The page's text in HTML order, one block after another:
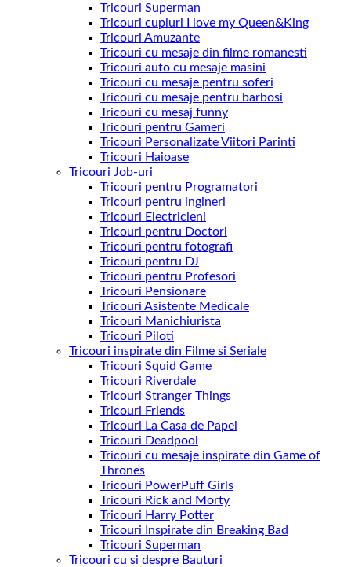
Tricouri Superman
Tricouri cupluri I love my Queen&King
Tricouri Amuzante
Tricouri cu mesaje din filme romanesti
Tricouri auto cu mesaje masini
Tricouri cu mesaje pentru soferi
Tricouri cu mesaje pentru barbosi
Tricouri cu mesaj funny
Tricouri pentru Gameri
Tricouri Personalizate Viitori Parinti
Tricouri Haioase
Tricouri Job-uri
Tricouri pentru Programatori
Tricouri pentru ingineri
Tricouri Electricieni
Tricouri pentru Doctori
Tricouri pentru fotografi
Tricouri pentru DJ
Tricouri pentru Profesori
Tricouri Pensionare
Tricouri Asistente Medicale
Tricouri Manichiurista
Tricouri Piloti
Tricouri inspirate din Filme si Seriale
Tricouri Squid Game
Tricouri Riverdale
Tricouri Stranger Things
Tricouri Friends
Tricouri La Casa de Papel
Tricouri Deadpool
Tricouri cu mesaje inspirate din Game of
Thrones
Tricouri PowerPuff Girls
Tricouri Rick and Morty
Tricouri Harry Potter
Tricouri Inspirate din Breaking Bad
Tricouri Superman
Tricouri cu si despre Bauturi